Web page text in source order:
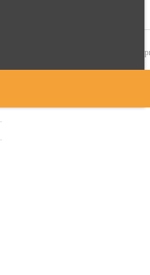
0,00